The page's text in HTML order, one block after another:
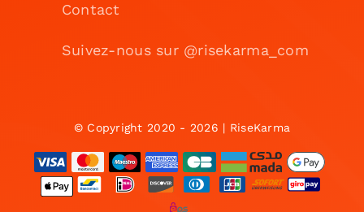
Contact
Suivez-nous sur @risekarma_com
© Copyright 2020 - 2026 | RiseKarma